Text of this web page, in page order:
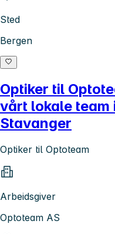
Sted
Bergen
Optiker til
vårt lokale team
Stavanger
Optiker til Optoteam
Arbeidsgiver
Optoteam AS